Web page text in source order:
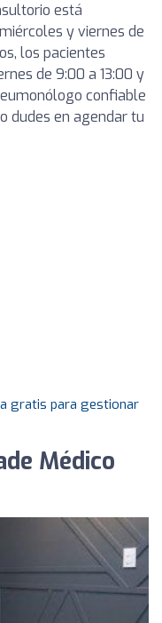
está
y viernes de
los pacientes
de 9:00 a 13:00 y
confiable
dudes en agendar tu
gratis para gestionar
Médico